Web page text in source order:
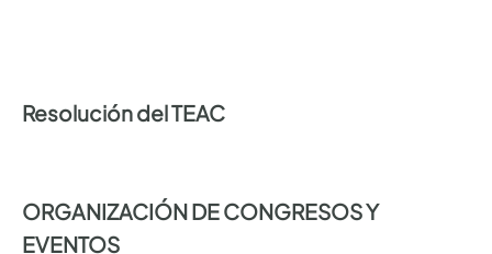
Resolución del TEAC
ORGANIZACIÓN DE CONGRESOS Y
EVENTOS